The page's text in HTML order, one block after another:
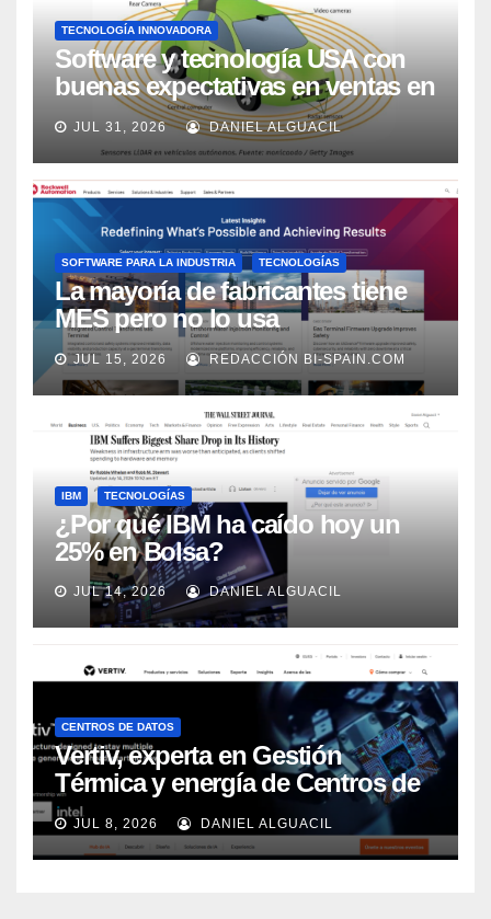
TECNOLOGÍA INNOVADORA
Software y tecnología USA con
buenas expectativas en ventas en
los próximos 2 años, según
Market Watch
JUL 31, 2026 DANIEL ALGUACIL
SOFTWARE PARA LA INDUSTRIA TECNOLOGÍAS
La mayoría de fabricantes tiene
MES pero no lo usa
adecuadamente, según Rockwell
Automation
JUL 15, 2026 REDACCIÓN BI-SPAIN.COM
IBM TECNOLOGÍAS
¿Por qué IBM ha caído hoy un
25% en Bolsa?
JUL 14, 2026 DANIEL ALGUACIL
CENTROS DE DATOS
Vertiv, experta en Gestión
Térmica y energía de Centros de
Datos, sigue su crecimiento
imparable
JUL 8, 2026 DANIEL ALGUACIL